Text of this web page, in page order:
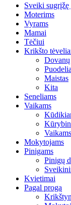
Sveiki
Moterims
Vyrams
Mamai
Tėčiui
Krikšto
Maistas
Kita
Seneliams
Vaikams
Vaikams
Mokytojams
Pinigams
Pinigų
Kvietimai
Pagal progą